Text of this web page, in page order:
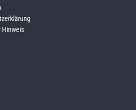
Hinweis